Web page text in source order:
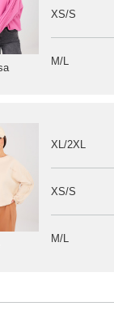
XS/S
M/L
XL/2XL
XS/S
M/L